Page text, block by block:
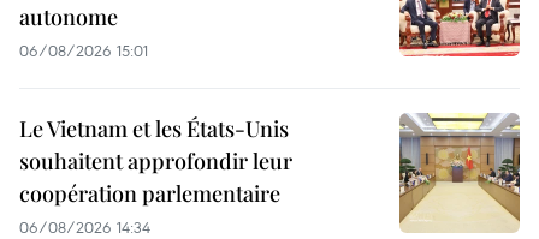
autonome
06/08/2026 15:01
Le Vietnam et les États-Unis
souhaitent approfondir leur
coopération parlementaire
06/08/2026 14:34